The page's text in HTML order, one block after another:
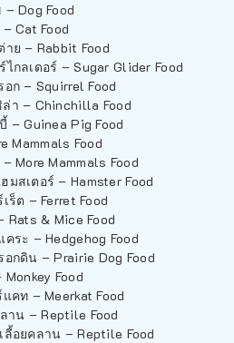
Dog Food
Cat Food
าย – Rabbit Food
ไกลเดอร์ – Sugar Glider Food
อก – Squirrel Food
า – Chinchilla Food
– Guinea Pig Food
Mammals Food
More Mammals Food
มสเตอร์ – Hamster Food
ร็ต – Ferret Food
Rats & Mice Food
คระ – Hedgehog Food
อกดิน – Prairie Dog Food
Food
คท – Meerkat Food
าน – Reptile Food
ลี้อยคลาน – Reptile Food